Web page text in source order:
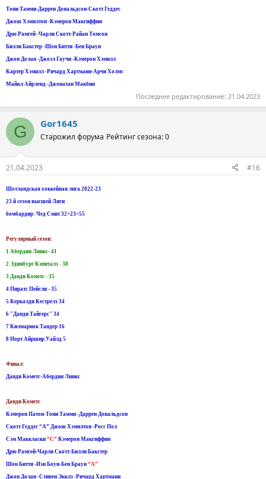
Тони Тамми-Даррен Дональдсон-Скотт Геддес
Джош Хэмилтон -Кэмерон Макгиффин
Дрю Рамгей -Чарли Скотт-Райан Томсон
Билли Бакстер -Шон Битти -Бен Браун
Джон Долан -Джоэл Гаучи -Кэмерон Хэмилл
Картер Хэмилл -Ричард Хартманн-Арчи Холмс
Майкл Айрленд -Джонатан Макбин
Последнее редактирование: 21.04.2023
G Gor1645
Старожил форума Рейтинг сезона: 0
21.04.2023 #16
Шотландская хоккейная лига 2022-23
23 й сезон высшей Лиги
бомбардир: Чед Смит 32+23=55
Регулярный сезон:
1 Абердин Линкс- 41
2 Эдинбург Кэпиталз - 38
3 Данди Кометс - 35
4 Пиратс Пейсли - 35
5 Керкалди Кестрелз 34
6 "Данди Тайгерс" 34
7 Килмарнок Тандер 16
8 Норт Айршир Уайлд 5
Финал:
Данди Кометс-Абердин Линкс
Данди Кометс
Кэмерон Патон-Тони Тамми -Даррен Дональдсон
Скотт Геддес “А” Джош Хэмилтон -Росс Пол
Сэм Маккласки “С” Кэмерон Макгиффин
Дрю Рамгей-Чарли Скотт-Билли Бакстер
Шон Битти -Иэн Боуи-Бен Браун “А”
Джон Долан -Стивен Экклз -Ричард Хартманн